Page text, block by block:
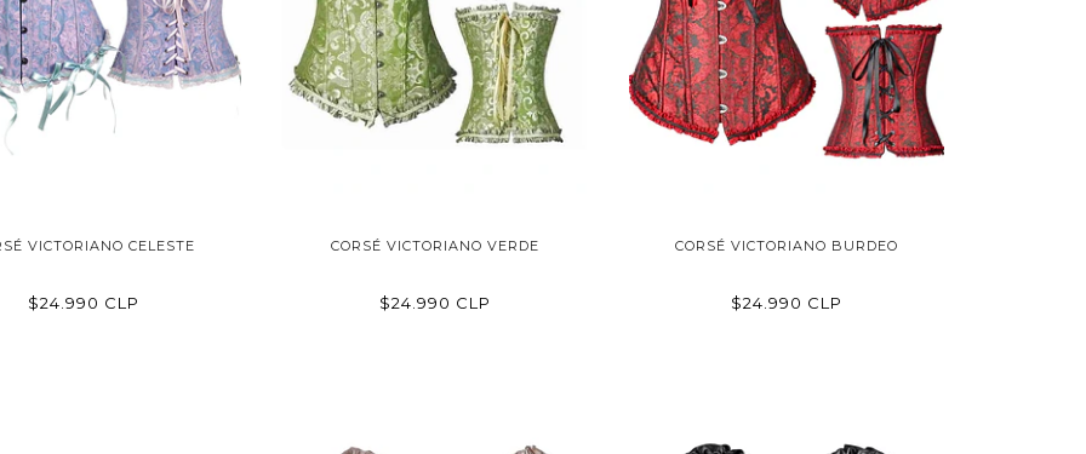
VICTORIANO CELESTE
$24.990 CLP
CORSÉ VICTORIANO VERDE
$24.990 CLP
CORSÉ VICTORIANO BURDEO
$24.990 CLP